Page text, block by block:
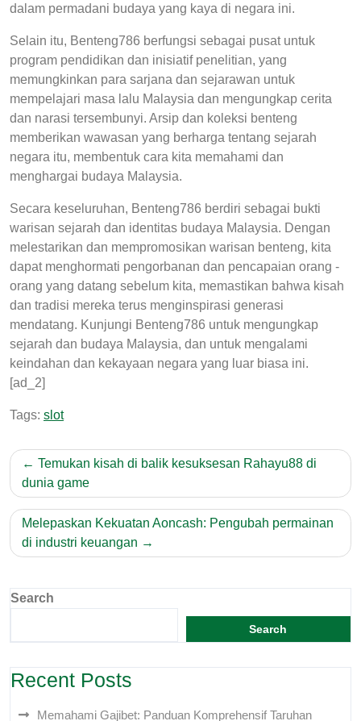
dalam permadani budaya yang kaya di negara ini.
Selain itu, Benteng786 berfungsi sebagai pusat untuk
program pendidikan dan inisiatif penelitian, yang
memungkinkan para sarjana dan sejarawan untuk
mempelajari masa lalu Malaysia dan mengungkap cerita
dan narasi tersembunyi. Arsip dan koleksi benteng
memberikan wawasan yang berharga tentang sejarah
negara itu, membentuk cara kita memahami dan
menghargai budaya Malaysia.
Secara keseluruhan, Benteng786 berdiri sebagai bukti
warisan sejarah dan identitas budaya Malaysia. Dengan
melestarikan dan mempromosikan warisan benteng, kita
dapat menghormati pengorbanan dan pencapaian orang -
orang yang datang sebelum kita, memastikan bahwa kisah
dan tradisi mereka terus menginspirasi generasi
mendatang. Kunjungi Benteng786 untuk mengungkap
sejarah dan budaya Malaysia, dan untuk mengalami
keindahan dan kekayaan negara yang luar biasa ini.
[ad_2]
Tags: slot
Post
navigation
Temukan kisah di balik kesuksesan Rahayu88 di
dunia game
Melepaskan Kekuatan Aoncash: Pengubah permainan
di industri keuangan
Search
Search
Recent Posts
Memahami Gajibet: Panduan Komprehensif Taruhan